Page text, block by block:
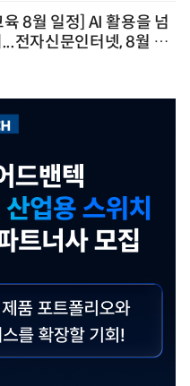
육 8월 일정] AI 활용을 넘
전자신문인터넷, 8월 실